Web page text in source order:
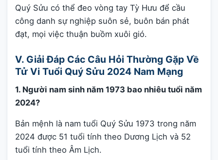
Quý Sửu có thể đeo vòng tay Tỳ Hưu để cầu
công danh sự nghiệp suôn sẻ, buôn bán phát
đạt, mọi việc thuận buồm xuôi gió.
V. Giải Đáp Các Câu Hỏi Thường Gặp Về
Tử Vi Tuổi Quý Sửu 2024 Nam Mạng
1. Người nam sinh năm 1973 bao nhiêu tuổi năm
2024?
Bản mệnh là nam tuổi Quý Sửu 1973 trong năm
2024 được 51 tuổi tính theo Dương Lịch và 52
tuổi tính theo Âm Lịch.